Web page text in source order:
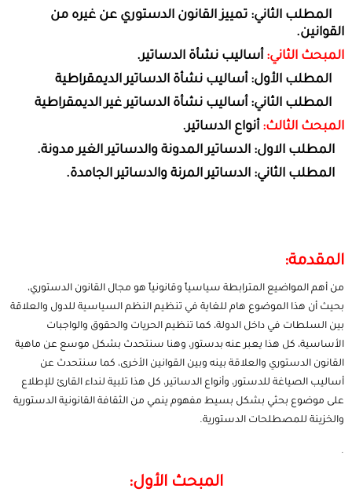
المطلب الثاني: تمييز القانون الدستوري عن غيره من
القوانين.
المبحث الثاني: أساليب نشأة الدساتير.
المطلب الأول: أساليب نشأة الدساتير الديمقراطية
المطلب الثاني: أساليب نشأة الدساتير غير الديمقراطية
المبحث الثالث: أنواع الدساتير.
المطلب الاول: الدساتير المدونة والدساتير الغير مدونة.
المطلب الثاني: الدساتير المرنة والدساتير الجامدة.
المقدمة:
من أهم المواضيع المترابطة سياسياً وقانونياً هو مجال القانون الدستوري،
بحيث أن هذا الموضوع هام للغاية في تنظيم النظم السياسية للدول والعلاقة
بين السلطات في داخل الدولة، كما تنظيم الحريات والحقوق والواجبات
الأساسية، كل هذا يعبر عنه بدستور، وهنا سنتحدث بشكل موسع عن ماهية
القانون الدستوري والعلاقة بينه وبين القوانين الأخرى، كما سنتحدث عن
أساليب الصياغة للدستور، وأنواع الدساتير، كل هذا تلبية لنداء القارئ للإطلاع
على موضوع بحثي بشكل بسيط مفهوم ينمي من الثقافة القانونية الدستورية
والخزينة للمصطلحات الدستورية.
.
المبحث الأول: